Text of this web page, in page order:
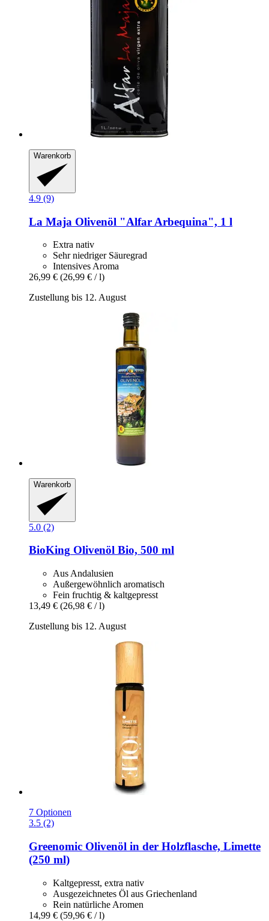
Warenkorb
4.9 (9)
La Maja Olivenöl "Alfar Arbequina", 1 l
Extra nativ
Sehr niedriger Säuregrad
Intensives Aroma
26,99 € (26,99 € / l)
Zustellung bis 12. August
Warenkorb
5.0 (2)
BioKing Olivenöl Bio, 500 ml
Aus Andalusien
Außergewöhnlich aromatisch
Fein fruchtig & kaltgepresst
13,49 € (26,98 € / l)
Zustellung bis 12. August
7 Optionen
3.5 (2)
Greenomic Olivenöl in der Holzflasche, Limette
(250 ml)
Kaltgepresst, extra nativ
Ausgezeichnetes Öl aus Griechenland
Rein natürliche Aromen
14,99 € (59,96 € / l)